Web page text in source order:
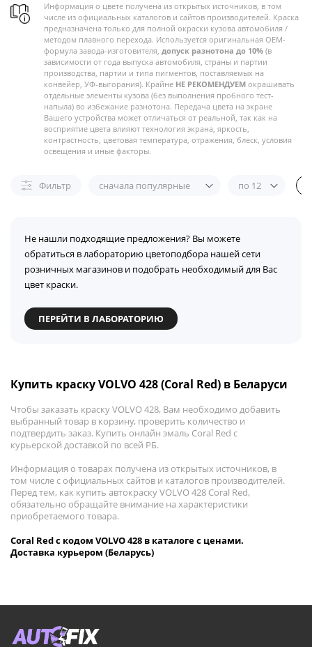
Информация о цвете получена из открытых источников, в том
числе из официальных каталогов и сайтов производителей. Краска
предназначена только для полной окраски кузова автомобиля /
методом плавного перехода. Используется оригинальная OEM-
формула завода-изготовителя, допуск разнотона до 10% (в
зависимости от года выпуска автомобиля, страны и партии
производства, партии и типа пигментов, поставляемых на
конвейер, УФ-выгорания). Крайне НЕ РЕКОМЕНДУЕМ окрашивать
отдельные элементы кузова (без выполнения пробного тест-
напыла) во избежание разнотона. Передача цвета на экране
Вашего устройства может отличаться от реальной, так как на
восприятие цвета влияют технология экрана, яркость,
контрастность, цветовая температура, отражения, блеск, условия
освещения и иные факторы.
Фильтр сначала популярные по 12
Не нашли подходящие предложения? Вы можете
обратиться в лабораторию цветоподбора нашей сети
розничных магазинов и подобрать необходимый для Вас
цвет краски.
ПЕРЕЙТИ В ЛАБОРАТОРИЮ
Купить краску VOLVO 428 (Coral Red) в Беларуси
Чтобы заказать краску VOLVO 428, Вам необходимо добавить
выбранный товар в корзину, проверить количество и
подтвердить заказ. Купить онлайн эмаль Coral Red с
курьерской доставкой по всей РБ.
Информация о товарах получена из открытых источников, в
том числе с официальных сайтов и каталогов производителей.
Перед тем, как купить автокраску VOLVO 428 Coral Red,
обязательно обращайте внимание на характеристики
приобретаемого товара.
Coral Red с кодом VOLVO 428 в каталоге с ценами.
Доставка курьером (Беларусь)